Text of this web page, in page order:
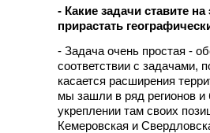
- Какие задачи ставите
прирастать
- Задача очень простая -
соответствии с задачами,
касается расширения
мы зашли в ряд регионов и
укреплении там своих
Кемеровская и